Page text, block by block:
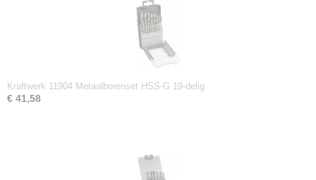
Kraftwerk 11904 Metaalborenset HSS-G 19-delig
€ 41,58